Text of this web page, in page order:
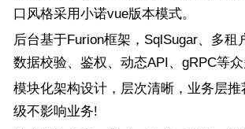
口风格采用小诺vue版本模式。
后台基于Furion框架，SqlSugar、多
数据校验、鉴权、动态API、gRPC等众
模块化架构设计，层次清晰，业务层
级不影响业务!